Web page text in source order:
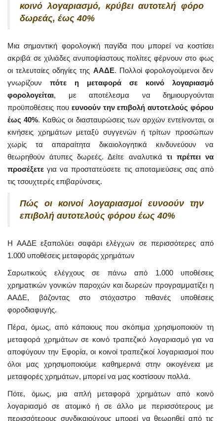
κοινό λογαριασμό, κρύβει αυτοτελή φόρο
δωρεάς, έως 40%
Μια σημαντική φορολογική παγίδα που μπορεί να κοστίσει
ακριβά σε χιλιάδες ανυποψίαστους πολίτες φέρνουν στο φως
οι τελευταίες οδηγίες της ΑΑΔΕ. Πολλοί φορολογούμενοι δεν
γνωρίζουν πότε η μεταφορά σε κοινό λογαριασμό
φορολογείται, με αποτέλεσμα να δημιουργούνται
προϋποθέσεις που ευνοούν την επιβολή αυτοτελούς φόρου
έως 40%. Καθώς οι διασταυρώσεις των αρχών εντείνονται, οι
κινήσεις χρημάτων μεταξύ συγγενών ή τρίτων προσώπων
χωρίς τα απαραίτητα δικαιολογητικά κινδυνεύουν να
θεωρηθούν άτυπες δωρεές. Δείτε αναλυτικά τι πρέπει να
προσέξετε για να προστατεύσετε τις αποταμιεύσεις σας από
τις τσουχτερές επιβαρύνσεις.
Πώς οι κοινοί λογαριασμοί ευνοούν την
επιβολή αυτοτελούς φόρου έως 40%
Η ΑΑΔΕ εξαπολύει σαφάρι ελέγχων σε περισσότερες από
1.000 υποθέσεις μεταφοράς χρημάτων
Σαρωτικούς ελέγχους σε πάνω από 1.000 υποθέσεις
χρηματικών γονικών παροχών και δωρεών προγραμματίζει η
ΑΑΔΕ, βάζοντας στο στόχαστρο πιθανές υποθέσεις
φοροδιαφυγής.
Πέρα, όμως, από κάποιους που σκόπιμα χρησιμοποιούν τη
μεταφορά χρημάτων σε κοινό τραπεζικό λογαριασμό για να
αποφύγουν την Εφορία, οι κοινοί τραπεζικοί λογαριασμοί που
όλοι μας χρησιμοποιούμε καθημερινά στην οικογένεια με
μεταφορές χρημάτων, μπορεί να μας κοστίσουν πολλά.
Πότε, όμως, μια απλή μεταφορά χρημάτων από κοινό
λογαριασμό σε ατομικό ή σε άλλο με περισσότερους με
περισσότερους συνδικαιούχους μπορεί να θεωρηθεί από τις